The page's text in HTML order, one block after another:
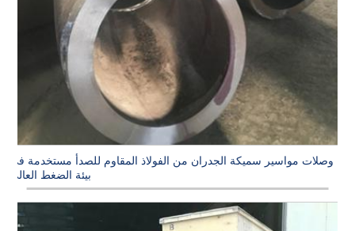
وصلات مواسير سميكة الجدران من الفولاذ المقاوم للصدأ مستخدمة في
بيئة الضغط العالي